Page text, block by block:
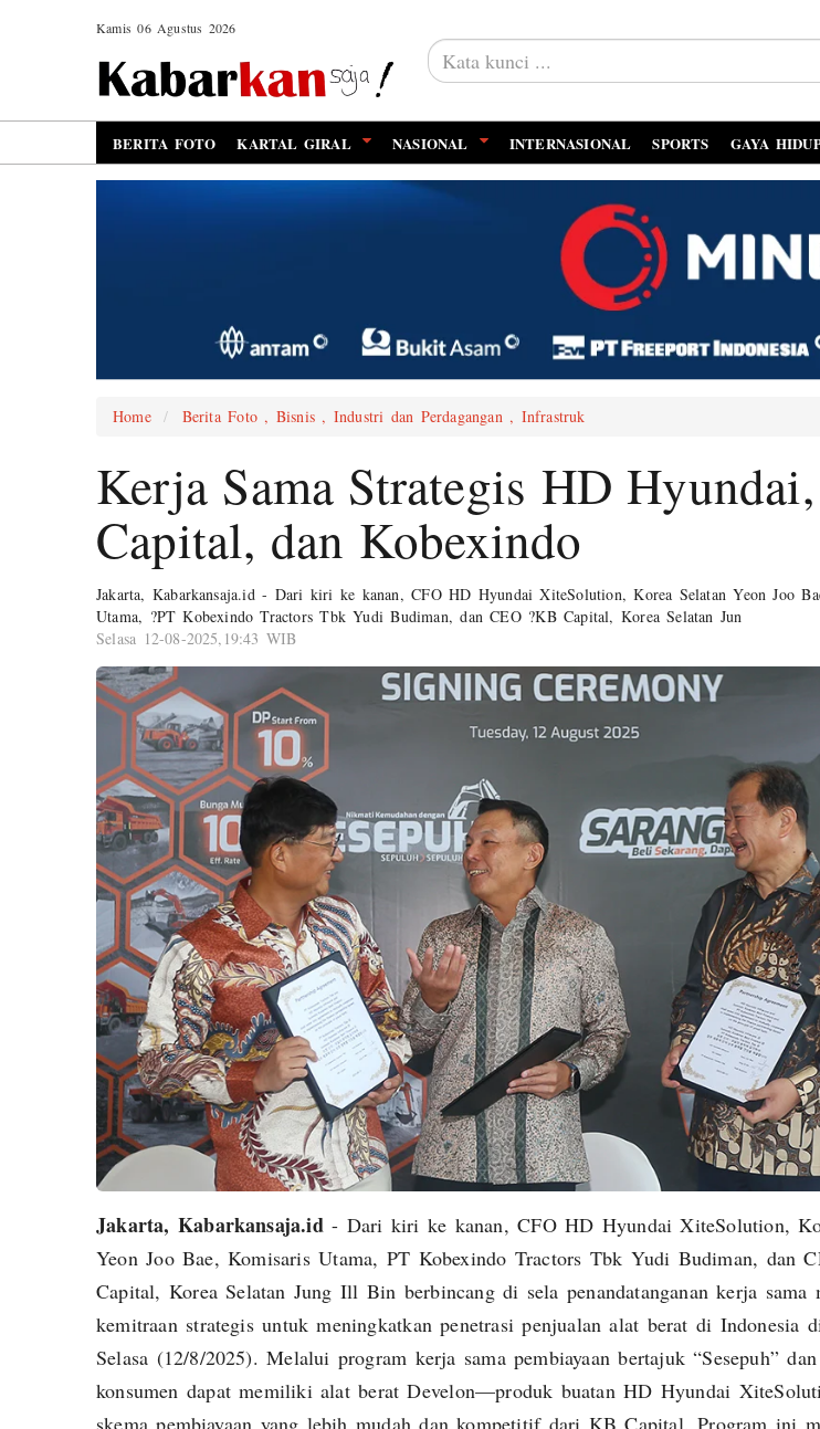
Kamis 06 Agustus 2026
BERITA FOTO KARTAL GIRAL NASIONAL INTERNASIONAL SPORTS GAYA
Home Berita Foto , Bisnis , Industri dan Perdagangan , Infrastruk
Kerja Sama Strategis HD
Capital, dan Kobexindo
Jakarta, Kabarkansaja.id - Dari kiri ke kanan, CFO HD Hyundai XiteSolution, Korea Selatan Yeon Joo
Utama, ?PT Kobexindo Tractors Tbk Yudi Budiman, dan CEO ?KB Capital, Korea Selatan Jun
Selasa 12-08-2025,19:43 WIB
Jakarta, Kabarkansaja.id- Dari kiri ke kanan, CFO HD Hyundai XiteSolution,
Yeon Joo Bae, Komisaris Utama, ⁠PT Kobexindo Tractors Tbk Yudi Budiman, dan
Capital, Korea Selatan Jung Ill Bin berbincang di sela penandatanganan kerja sama
kemitraan strategis untuk meningkatkan penetrasi penjualan alat berat di Indonesia
Selasa (12/8/2025). Melalui program kerja sama pembiayaan bertajuk “Sesepuh” dan
konsumen dapat memiliki alat berat Develon—produk buatan HD Hyundai